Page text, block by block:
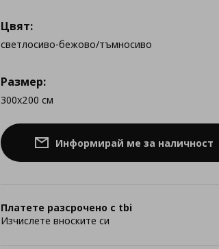
Цвят:
светлосиво-бежово/тъмносиво
Размер:
300x200 см
Информирай ме за наличност
Платете разсрочено с tbi
Изчислете вноските си